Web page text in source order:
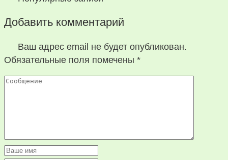
Добавить комментарий
Ваш адрес email не будет опубликован.
Обязательные поля помечены *